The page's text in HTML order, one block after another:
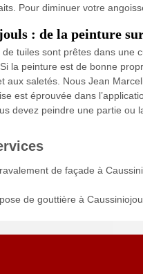
Pour diminuer votre
: de la peinture
tuiles sont prêtes dans une
la peinture est de bonne
aux saletés. Nous Jean
est éprouvée dans
devez peindre une partie ou
de façade à
de gouttière à